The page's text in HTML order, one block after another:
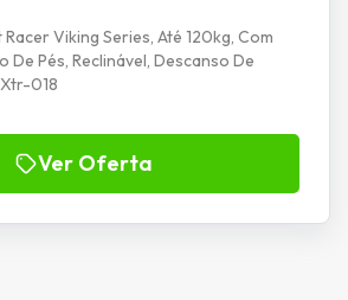
Viking Series, Até 120kg, Com
De Pés, Reclinável, Descanso De
018
Ver Oferta